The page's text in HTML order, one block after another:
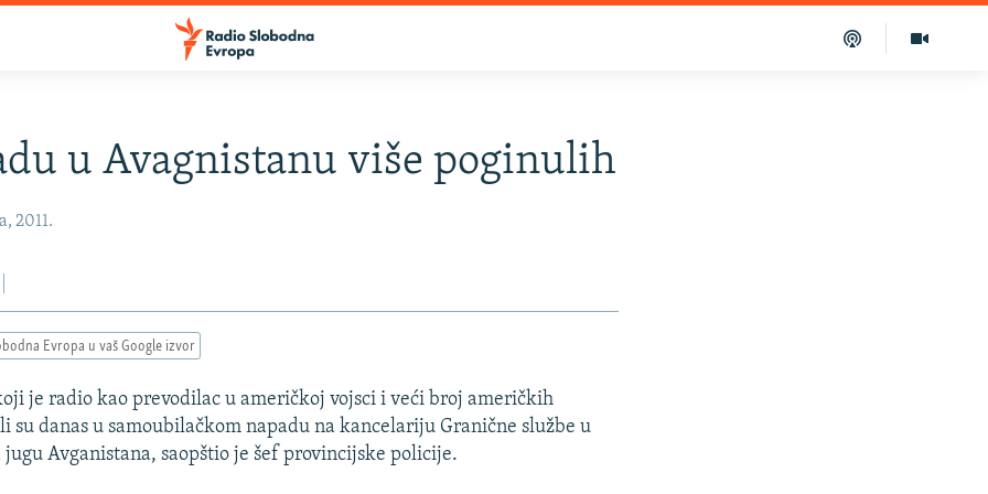
u Avagnistanu više poginulih
2011.
Evropa u vaš Google izvor
je radio kao prevodilac u američkoj vojsci i veći broj američkih
su danas u samoubilačkom napadu na kancelariju Granične službe u
Avganistana, saopštio je šef provincijske policije.